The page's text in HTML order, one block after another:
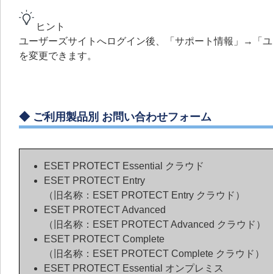
ヒント
ユーザーズサイトへログイン後、「サポート情報」→「
を変更できます。
◆ ご利用製品別 お問い合わせフォーム
ESET PROTECT Essential クラウド
ESET PROTECT Entry
（旧名称：ESET PROTECT Entry クラウド）
ESET PROTECT Advanced
（旧名称：ESET PROTECT Advanced クラウド）
ESET PROTECT Complete
（旧名称：ESET PROTECT Complete クラウド）
ESET PROTECT Essential オンプレミス